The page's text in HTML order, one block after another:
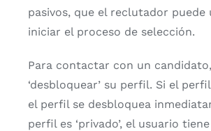
pasivos, que el reclutador
iniciar el proceso de selección.
Para contactar con un
‘desbloquear’ su perfil. Si el perfil
el perfil se desbloquea
perfil es ‘privado’, el usuario